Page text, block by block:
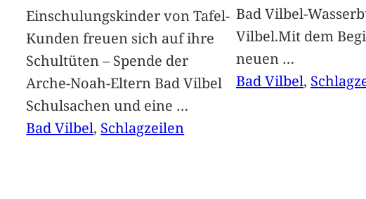
Einschulungskinder von Tafel-
Kunden freuen sich auf ihre
Schultüten – Spende der
Arche-Noah-Eltern Bad Vilbel
Schulsachen und eine …
Bad Vilbel, Schlagzeilen
Bad Vilbel-
Vilbel.Mit dem
neuen …
Bad Vilbel,